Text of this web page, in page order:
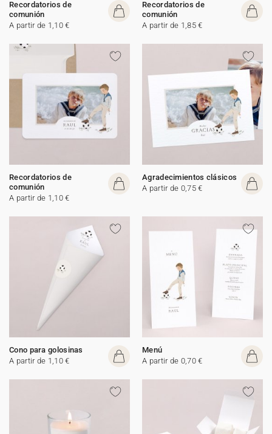
Recordatorios de
comunión
A partir de 1,10 €
Recordatorios de
comunión
A partir de 1,85 €
Recordatorios de
comunión
A partir de 1,10 €
Agradecimientos clásicos
A partir de 0,75 €
Cono para golosinas
A partir de 1,10 €
Menú
A partir de 0,70 €